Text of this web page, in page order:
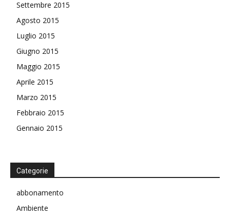
Settembre 2015
Agosto 2015
Luglio 2015
Giugno 2015
Maggio 2015
Aprile 2015
Marzo 2015
Febbraio 2015
Gennaio 2015
Categorie
abbonamento
Ambiente